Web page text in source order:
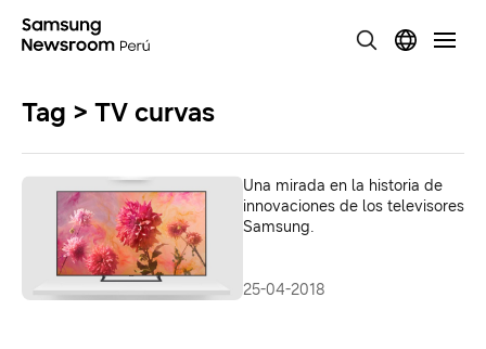
Tag > TV curvas
Una mirada en la historia de
innovaciones de los televisores
Samsung.
25-04-2018